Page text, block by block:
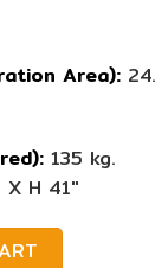
Area):
135 kg.
X H 41″